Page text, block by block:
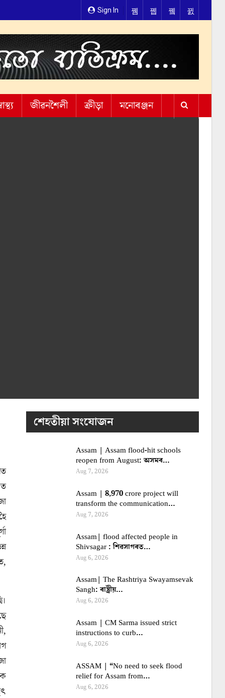
Sign In
জীৱনশৈলী ক্ৰীড়া মনোৰঞ্জন
শেহতীয়া সংযোজন
Assam | Assam flood-hit schools
reopen from August: অসমৰ…
Aug 7, 2026
Assam | 8,970 crore project will
transform the communication…
Aug 7, 2026
Assam| flood affected people in
Shivsagar : শিৱসাগৰত…
Aug 6, 2026
Assam| The Rashtriya Swayamsevak
Sangh: ৰাষ্ট্ৰীয়…
Aug 6, 2026
Assam | CM Sarma issued strict
instructions to curb…
Aug 6, 2026
ASSAM | “No need to seek flood
relief for Assam from…
Aug 6, 2026